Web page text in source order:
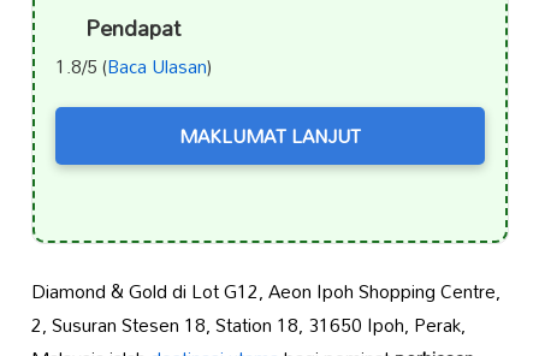
Pendapat
1.8/5 (Baca Ulasan)
MAKLUMAT LANJUT
Diamond & Gold di Lot G12, Aeon Ipoh Shopping Centre,
2, Susuran Stesen 18, Station 18, 31650 Ipoh, Perak,